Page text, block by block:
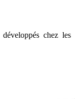
chez les